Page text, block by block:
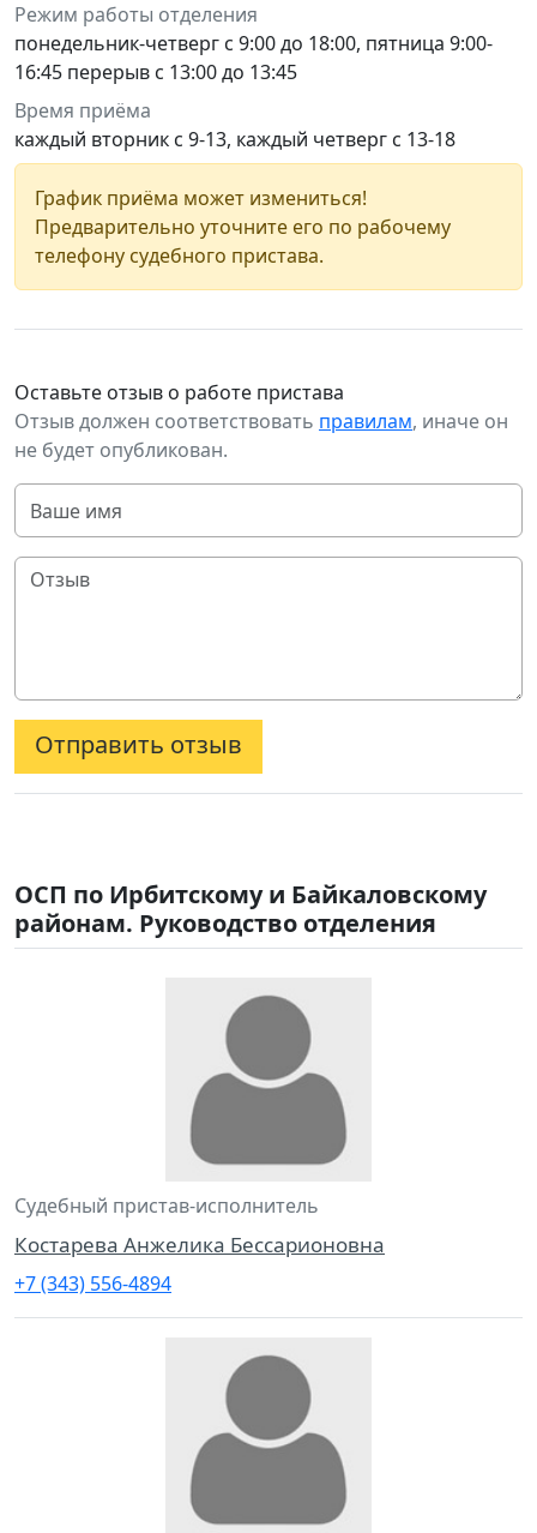
Режим работы отделения
понедельник-четверг с 9:00 до 18:00, пятница 9:00-
16:45 перерыв с 13:00 до 13:45
Время приёма
каждый вторник с 9-13, каждый четверг с 13-18
График приёма может измениться!
Предварительно уточните его по рабочему
телефону судебного пристава.
Оставьте отзыв о работе пристава
Отзыв должен соответствовать правилам, иначе он
не будет опубликован.
Отправить отзыв
ОСП по Ирбитскому и Байкаловскому
районам. Руководство отделения
Судебный пристав-исполнитель
Костарева Анжелика Бессарионовна
+7 (343) 556-4894